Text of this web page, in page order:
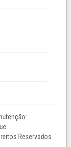
Reservados